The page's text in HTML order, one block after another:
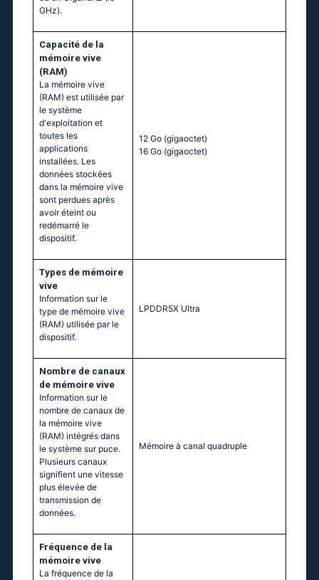
GHz).
Capacité de la
mémoire vive
(RAM)
La mémoire vive
(RAM) est utilisée par
le système
d'exploitation et
toutes les
applications
installées. Les
données stockées
dans la mémoire vive
sont perdues après
avoir éteint ou
redémarré le
dispositif.
12 Go (gigaoctet)
16 Go (gigaoctet)
Тypes de mémoire
vive
Information sur le
type de mémoire vive
(RAM) utilisée par le
dispositif.
LPDDR5X Ultra
Nombre de canaux
de mémoire vive
Information sur le
nombre de canaux de
la mémoire vive
(RAM) intégrés dans
le système sur puce.
Plusieurs canaux
signifient une vitesse
plus élevée de
transmission de
données.
Mémoire à canal quadruple
Fréquence de la
mémoire vive
La fréquence de la